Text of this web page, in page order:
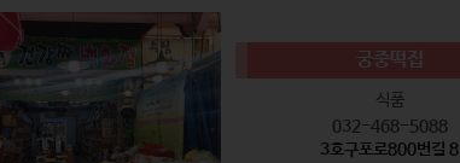
궁중떡집
식품
032-468-5088
3호구포로800번길 8